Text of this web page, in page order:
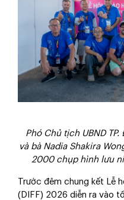
Phó Chủ tịch UBND
và bà Nadia Shakira
2000 chụp hình lưu
Trước đêm chung kết Lễ
(DIFF) 2026 diễn ra vào